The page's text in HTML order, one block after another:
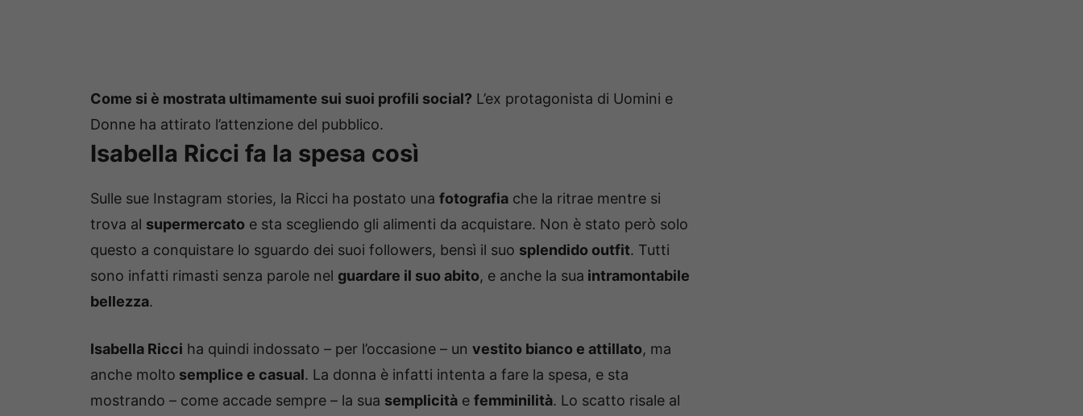
Come si è mostrata ultimamente sui suoi profili social? L’ex protagonista di Uomini e
Donne ha attirato l’attenzione del pubblico.
Isabella Ricci fa la spesa così
Sulle sue Instagram stories, la Ricci ha postato una fotografia che la ritrae mentre si
trova al supermercato e sta scegliendo gli alimenti da acquistare. Non è stato però solo
questo a conquistare lo sguardo dei suoi followers, bensì il suo splendido outfit. Tutti
sono infatti rimasti senza parole nel guardare il suo abito, e anche la sua intramontabile
bellezza.
Isabella Ricci ha quindi indossato – per l’occasione – un vestito bianco e attillato, ma
anche molto semplice e casual. La donna è infatti intenta a fare la spesa, e sta
mostrando – come accade sempre – la sua semplicità e femminilità. Lo scatto risale al